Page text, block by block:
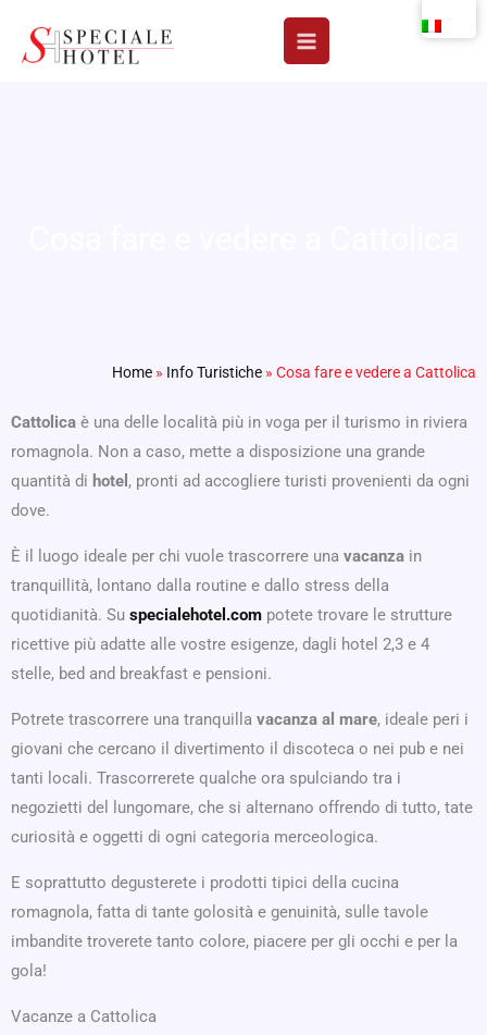
Home » Info Turistiche » Cosa fare e vedere a Cattolica
Cattolica è una delle località più in voga per il turismo in riviera
romagnola. Non a caso, mette a disposizione una grande
quantità di hotel , pronti ad accogliere turisti provenienti da ogni
dove.
È il luogo ideale per chi vuole trascorrere una vacanza in
tranquillità, lontano dalla routine e dallo stress della
quotidianità. Su specialehotel.com potete trovare le strutture
ricettive più adatte alle vostre esigenze, dagli hotel 2,3 e 4
stelle, bed and breakfast e pensioni.
Potrete trascorrere una tranquilla vacanza al mare, ideale peri i
giovani che cercano il divertimento il discoteca o nei pub e nei
tanti locali. Trascorrerete qualche ora spulciando tra i
negozietti del lungomare, che si alternano offrendo di tutto, tate
curiosità e oggetti di ogni categoria merceologica.
E soprattutto degusterete i prodotti tipici della cucina
romagnola, fatta di tante golosità e genuinità, sulle tavole
imbandite troverete tanto colore, piacere per gli occhi e per la
gola!
Vacanze a Cattolica